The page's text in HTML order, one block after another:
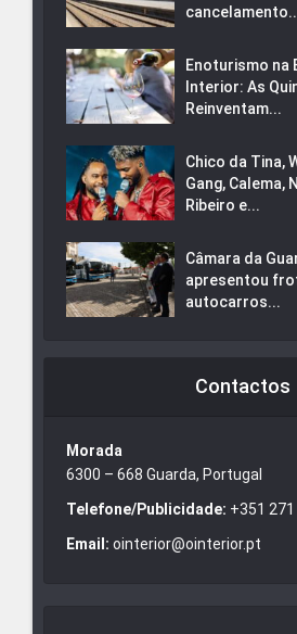
Enoturismo na
Interior: As
Reinventam...
Chico da Tina,
Gang, Calema,
Ribeiro e...
Câmara da
apresentou
autocarros...
Contactos
Morada
6300 – 668 Guarda, Portugal
Telefone/Publicidade: +351
Email: ointerior@ointerior.pt